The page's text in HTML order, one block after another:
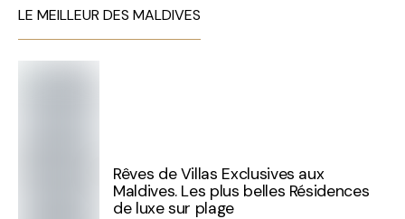
LE MEILLEUR DES MALDIVES
Rêves de Villas Exclusives aux
Maldives. Les plus belles Résidences
de luxe sur plage